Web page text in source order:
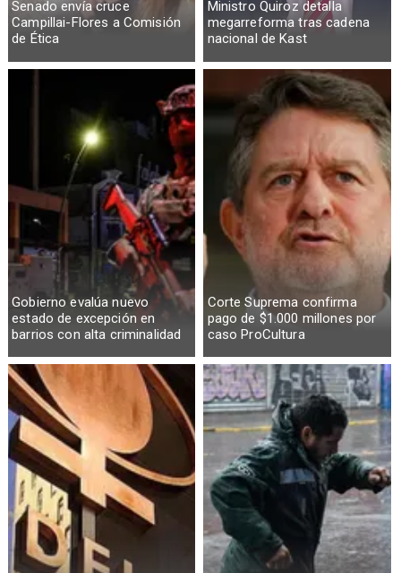
Senado envía cruce
Campillai-Flores a Comisión
de Ética
Ministro Quiroz detalla
megarreforma tras cadena
nacional de Kast
Gobierno evalúa nuevo
estado de excepción en
barrios con alta criminalidad
Corte Suprema confirma
pago de $1.000 millones por
caso ProCultura